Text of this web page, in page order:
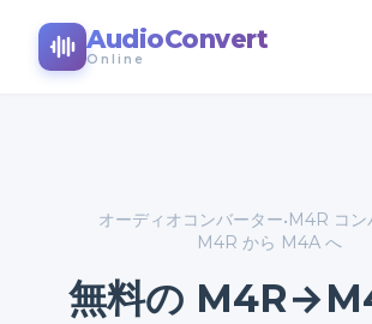
AudioConvert
Online
オーディオコンバーター• M4R コン
M4R から M4A へ
無料の